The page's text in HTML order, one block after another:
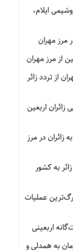
ایلام،
مرز مهران
از تردد زائر
زائران اربعین
زائران در مرز
۲.۸ میلیون زائر به کشور
عملیات
به همدلی و